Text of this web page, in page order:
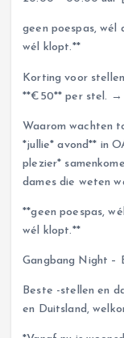
geen poespas, wél
wél klopt.**
Korting voor
**€50** per stel. →
Waarom wachten
*jullie* avond** in
plezier*
dames die weten
**geen poespas,
wél klopt.**
Gangbang Night –
Beste -stellen en
en Duitsland,